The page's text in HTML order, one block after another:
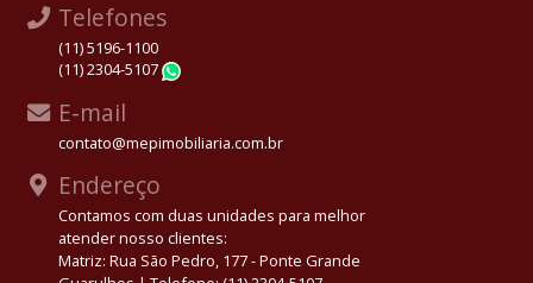
Telefones
(11) 5196-1100
(11) 2304-5107
E-mail
contato@mepimobiliaria.com.br
Endereço
Contamos com duas unidades para melhor
atender nosso clientes:
Matriz: Rua São Pedro, 177 - Ponte Grande